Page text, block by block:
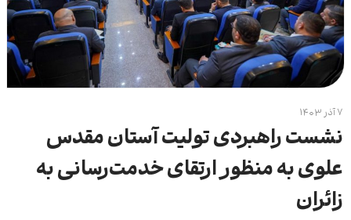
۷ آذر ۱۴۰۳
نشست راهبردی تولیت آستان مقدس
علوی به منظور ارتقای خدمت‌رسانی به
زائران